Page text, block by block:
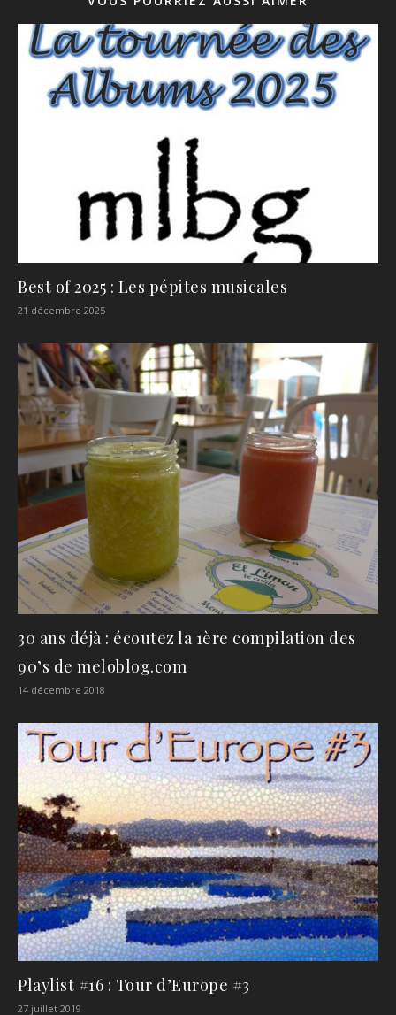
Best of 2025 : Les pépites musicales
21 décembre 2025
30 ans déjà : écoutez la 1ère compilation des
90’s de meloblog.com
14 décembre 2018
Playlist #16 : Tour d’Europe #3
27 juillet 2019